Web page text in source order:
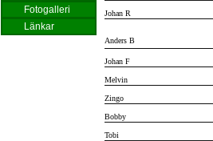
Johan R
Anders B
Johan F
Melvin
Zingo
Bobby
Tobi
Fotogalleri
Länkar